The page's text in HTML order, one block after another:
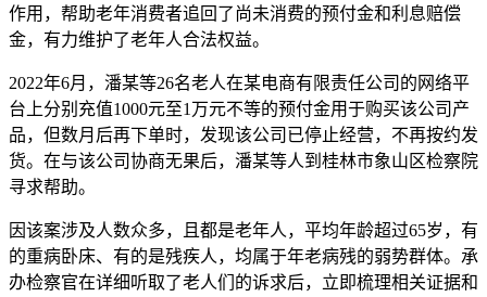
作用，帮助老年消费者追回了尚未消费的预付金和利息赔偿
金，有力维护了老年人合法权益。
2022年6月，潘某等26名老人在某电商有限责任公司的网络平
台上分别充值1000元至1万元不等的预付金用于购买该公司产
品，但数月后再下单时，发现该公司已停止经营，不再按约发
货。在与该公司协商无果后，潘某等人到桂林市象山区检察院
寻求帮助。
因该案涉及人数众多，且都是老年人，平均年龄超过65岁，有
的重病卧床、有的是残疾人，均属于年老病残的弱势群体。承
办检察官在详细听取了老人们的诉求后，立即梳理相关证据和